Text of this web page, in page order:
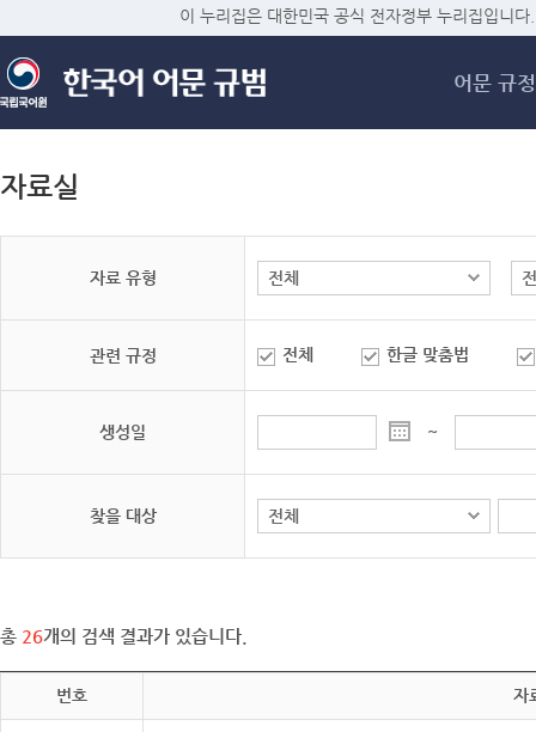
메
이 누리집은 대한민국 공식 전자정부 누리집입니다.
어문 규정
자료실
자료 유형
관련 규정 전체 한글 맞춤법
생성일 ~
찾을 대상
총 26개의 검색 결과가 있습니다.
번호 자